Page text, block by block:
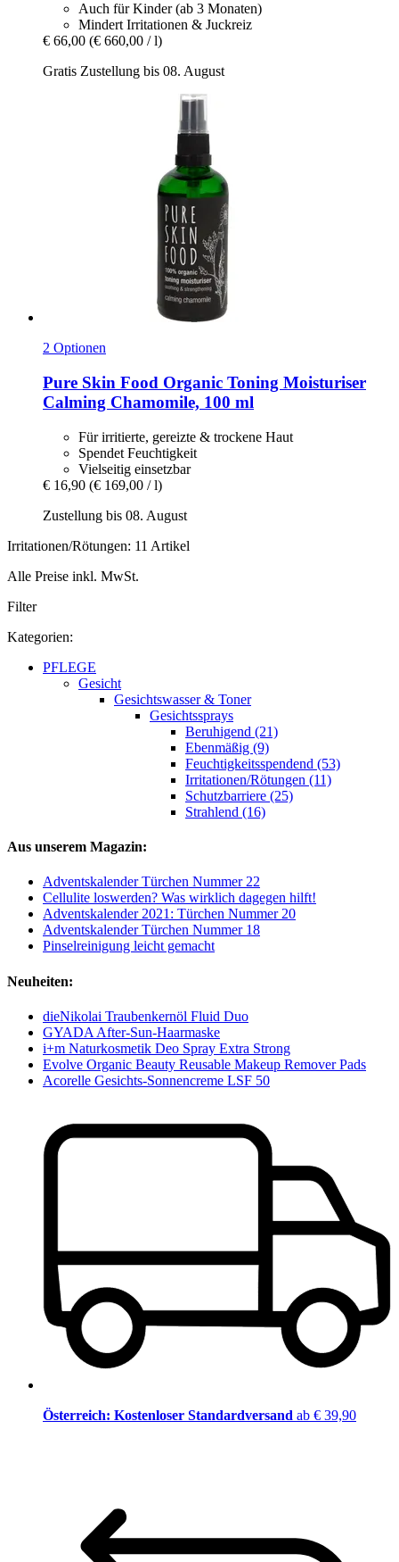
Auch für Kinder (ab 3 Monaten)
Mindert Irritationen & Juckreiz
€ 66,00 (€ 660,00 / l)
Gratis Zustellung bis 08. August
2 Optionen
Pure Skin Food Organic Toning Moisturiser
Calming Chamomile, 100 ml
Für irritierte, gereizte & trockene Haut
Spendet Feuchtigkeit
Vielseitig einsetzbar
€ 16,90 (€ 169,00 / l)
Zustellung bis 08. August
Irritationen/Rötungen: 11 Artikel
Alle Preise inkl. MwSt.
Filter
Kategorien:
PFLEGE
Gesicht
Gesichtswasser & Toner
Gesichtssprays
Beruhigend (21)
Ebenmäßig (9)
Feuchtigkeitsspendend (53)
Irritationen/Rötungen (11)
Schutzbarriere (25)
Strahlend (16)
Aus unserem Magazin:
Adventskalender Türchen Nummer 22
Cellulite loswerden? Was wirklich dagegen hilft!
Adventskalender 2021: Türchen Nummer 20
Adventskalender Türchen Nummer 18
Pinselreinigung leicht gemacht
Neuheiten:
dieNikolai Traubenkernöl Fluid Duo
GYADA After-Sun-Haarmaske
i+m Naturkosmetik Deo Spray Extra Strong
Evolve Organic Beauty Reusable Makeup Remover Pads
Acorelle Gesichts-Sonnencreme LSF 50
Österreich: Kostenloser Standardversand ab € 39,90